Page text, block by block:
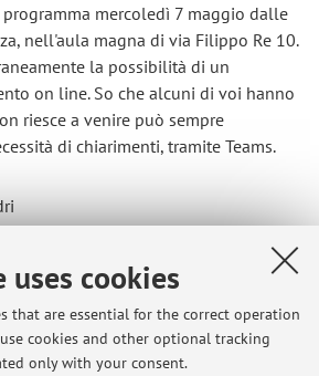
cookies
that are essential for the correct operation
cookies and other optional tracking
only with your consent.
mercoledì 7 maggio dalle
nell'aula magna di via Filippo Re 10.
la possibilità di un
on line. So che alcuni di voi hanno
riesce a venire può sempre
di chiarimenti, tramite Teams.
Latest news